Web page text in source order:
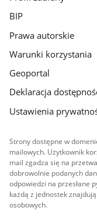
BIP
Prawa autorskie
Warunki korzystania
Geoportal
Deklaracja
Ustawienia
Strony dostępne w
mailowych. Użytkownik
mail zgadza się na
dobrowolnie podanych
odpowiedzi na przesłane
każdą z jednostek
osobowych.